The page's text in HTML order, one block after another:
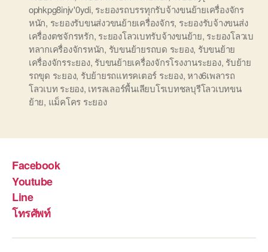
ophkpg8injv'0ydi, ระยองรถบรรทุกรับจ้างขนย้ายเครื่องจักร
หนัก, ระยองรับขนส่งวขนย้ายเครื่องจักร, ระยองรับจ้างขนส่ง
เครื่องตชจักรหรัก, ระยองโลวเบทรับจ้างขนย้าย, ระยองโลวเบ
ทลากเครื่องจักรหนัก, รับขนย้ายรถบด ระยอง, รับขนย้าย
เครื่องจักรระยอง, รับขนย้ายเครื่องจักรโรงงานระยอง, รับย้าย
รถขุด ระยอง, รับย้ายรถแทรคเตอร์ ระยอง,หาง6เพลารถ
โลวเบท ระยอง, เทรลเลอร์พื้นเลียบโรเบทชลบุรีโลวเบทขน
ย้าย, แม็คโคร ระยอง
Facebook
Youtube
Line
โทรศัพท์